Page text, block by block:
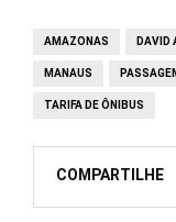
AMAZONAS DAVID
MANAUS
TARIFA DE ÔNIBUS
COMPARTILHE